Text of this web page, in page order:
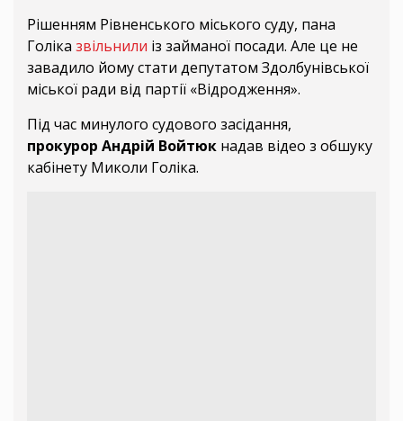
Рішенням Рівненського міського суду, пана
Голіка звільнили із займаної посади. Але це не
завадило йому стати депутатом Здолбунівської
міської ради від партії «Відродження».
Під час минулого судового засідання,
прокурор Андрій Войтюк надав відео з обшуку
кабінету Миколи Голіка.